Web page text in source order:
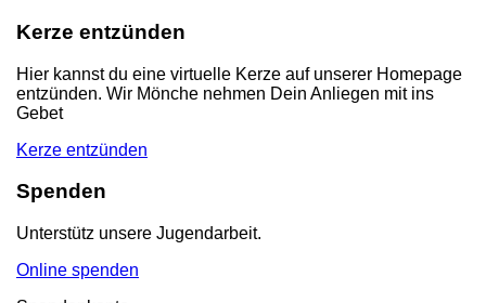
Kerze entzünden
Hier kannst du eine virtuelle Kerze auf unserer Homepage
entzünden. Wir Mönche nehmen Dein Anliegen mit ins
Gebet
Kerze entzünden
Spenden
Unterstütz unsere Jugendarbeit.
Online spenden